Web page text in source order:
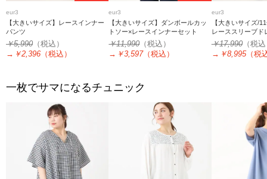
eur3
【大きいサイズ】レースインナー
パンツ
￥5,990 （税込）
→ ￥2,396 （税込）
eur3
【大きいサイズ】ダンボールカッ
トソー×レースインナーセット
￥11,990（税込）
→ ￥3,597（税込）
eur3
【大きいサイズ/
レーススリーブド
￥17,990（税
→ ￥8,995（税
一枚でサマになるチュニック